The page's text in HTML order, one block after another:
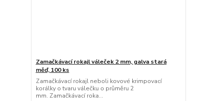
Zamačkávací rokajl váleček 2 mm, galva stará
měď, 100 ks
Zamačkávací rokajl neboli kovové krimpovací
korálky o tvaru válečku o průměru 2
mm. Zamačkávací roka...